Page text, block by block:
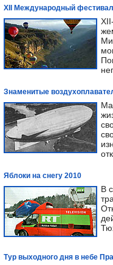
XII Международный
Знаменитые
Яблоки на снегу 2010
В
Тур выходного дня в небе